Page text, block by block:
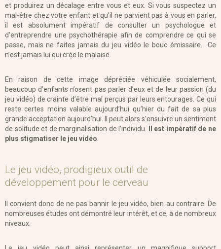
et produirez un décalage entre vous et eux. Si vous suspectez un
mal-être chez votre enfant et qu’il ne parvient pas à vous en parler,
il est absolument impératif de consulter un psychologue et
d’entreprendre une psychothérapie afin de comprendre ce qui se
passe, mais ne faites jamais du jeu vidéo le bouc émissaire. Ce
n’est jamais lui qui crée le malaise.
En raison de cette image dépréciée véhiculée socialement,
beaucoup d’enfants n’osent pas parler d’eux et de leur passion (du
jeu vidéo) de crainte d’être mal perçus par leurs entourages. Ce qui
reste certes moins valable aujourd’hui qu’hier du fait de sa plus
grande acceptation aujourd’hui. Il peut alors s’ensuivre un sentiment
de solitude et de marginalisation de l’individu.
Il est impératif de ne
plus stigmatiser le jeu vidéo
Le jeu vidéo, prodigieux outil de
développement pour le cerveau
Il convient donc de ne pas bannir le jeu vidéo, bien au contraire. De
nombreuses études ont démontré leur intérêt, et ce, à de nombreux
niveaux.